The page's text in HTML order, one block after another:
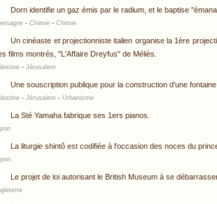
Dorn identifie un gaz émis par le radium, et le baptise
- Chimie - Chimie
Un cinéaste et projectionniste italien organise la 1ère
films montrés, "L'Affaire Dreyfus" de Méliès.
- Jérusalem
Une souscription publique pour la construction d'une
- Jérusalem - Urbanisme
La Sté Yamaha fabrique ses 1ers pianos.
La liturgie shintô est codifiée à l'occasion des noces du
Le projet de loi autorisant le British Museum à se